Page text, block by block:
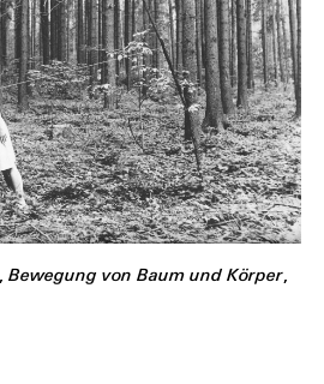
Bewegung von Baum und Körper,